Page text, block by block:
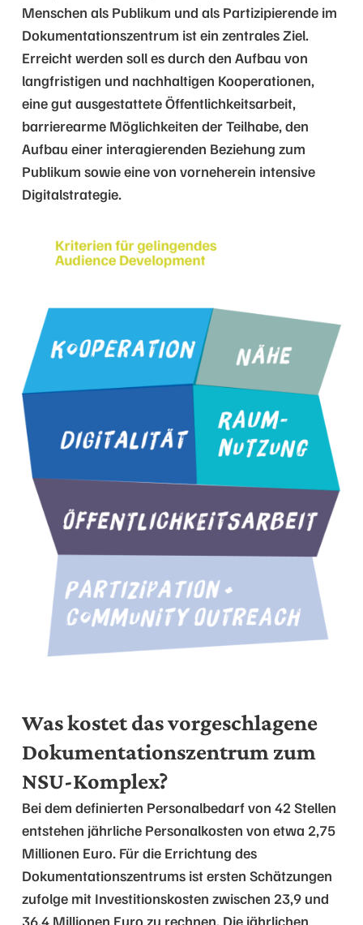
Menschen als Publikum und als Partizipierende im
Dokumentationszentrum ist ein zentrales Ziel.
Erreicht werden soll es durch den Aufbau von
langfristigen und nachhaltigen Kooperationen,
eine gut ausgestattete Öffentlichkeitsarbeit,
barrierearme Möglichkeiten der Teilhabe, den
Aufbau einer interagierenden Beziehung zum
Publikum sowie eine von vorneherein intensive
Digitalstrategie.
Was kostet das vorgeschlagene
Dokumentationszentrum zum
NSU-Komplex?
Bei dem definierten Personalbedarf von 42 Stellen
entstehen jährliche Personalkosten von etwa 2,75
Millionen Euro. Für die Errichtung des
Dokumentationszentrums ist ersten Schätzungen
zufolge mit Investitionskosten zwischen 23,9 und
36,4 Millionen Euro zu rechnen. Die jährlichen